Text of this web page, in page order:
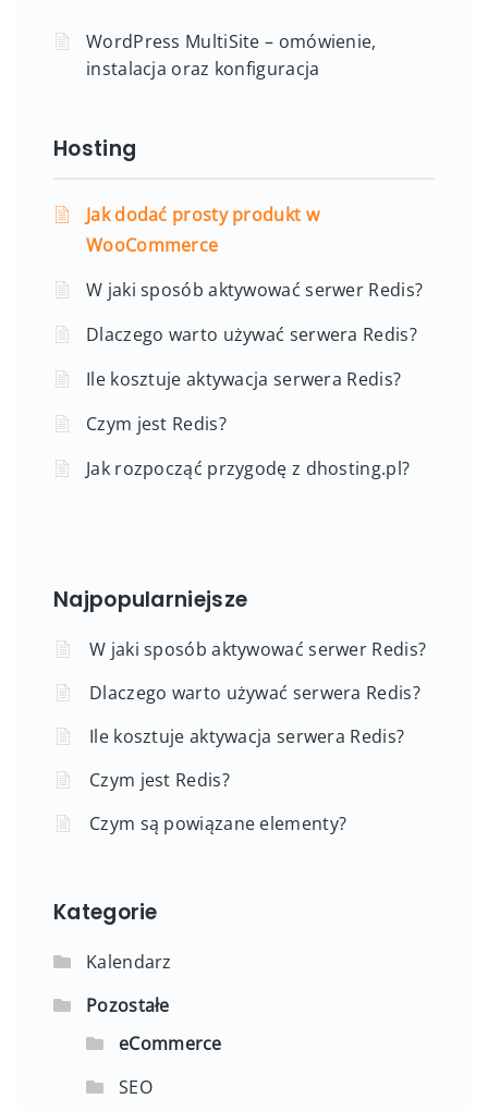
WordPress MultiSite – omówienie,
instalacja oraz konfiguracja
Hosting
Jak dodać prosty produkt w
WooCommerce
W jaki sposób aktywować serwer Redis?
Dlaczego warto używać serwera Redis?
Ile kosztuje aktywacja serwera Redis?
Czym jest Redis?
Jak rozpocząć przygodę z dhosting.pl?
Najpopularniejsze
W jaki sposób aktywować serwer Redis?
Dlaczego warto używać serwera Redis?
Ile kosztuje aktywacja serwera Redis?
Czym jest Redis?
Czym są powiązane elementy?
Kategorie
Kalendarz
Pozostałe
eCommerce
SEO